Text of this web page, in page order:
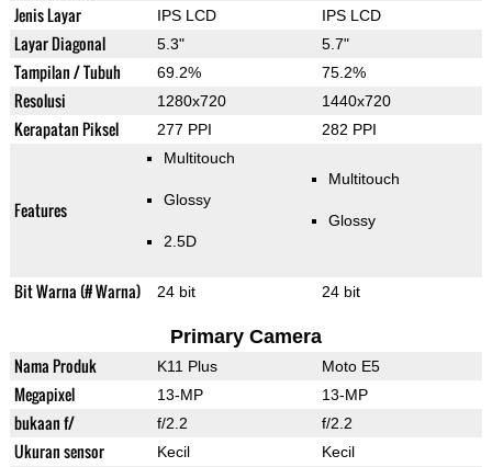
Jenis Layar IPS LCD IPS LCD
Layar Diagonal 5.3" 5.7"
Tampilan / Tubuh 69.2% 75.2%
Resolusi 1280x720 1440x720
Kerapatan Piksel 277 PPI 282 PPI
Features
Multitouch
Glossy
2.5D
Multitouch
Glossy
Bit Warna (# Warna) 24 bit 24 bit
Primary Camera
Nama Produk K11 Plus Moto E5
Megapixel 13-MP 13-MP
bukaan f/ f/2.2 f/2.2
Ukuran sensor Kecil Kecil